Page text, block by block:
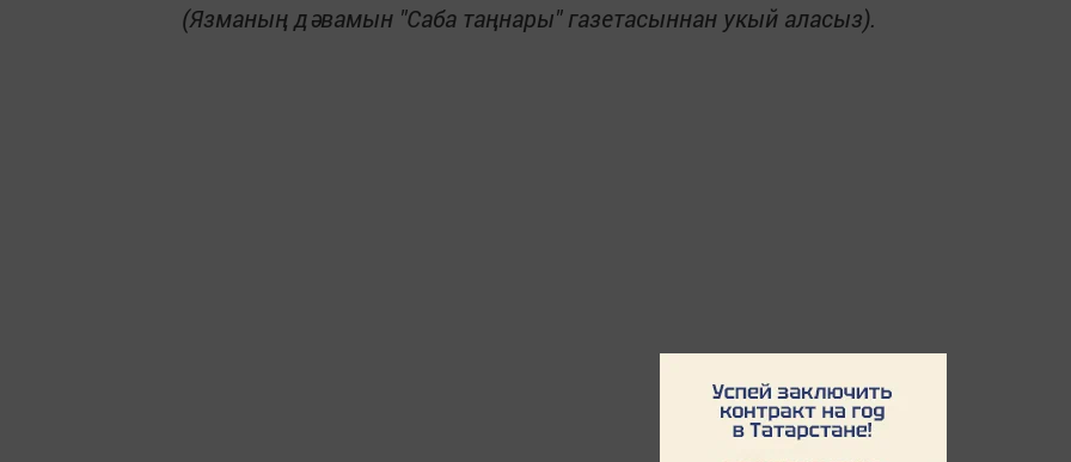
(Язманың дәвамын "Саба таңнары" газетасыннан укый аласыз).